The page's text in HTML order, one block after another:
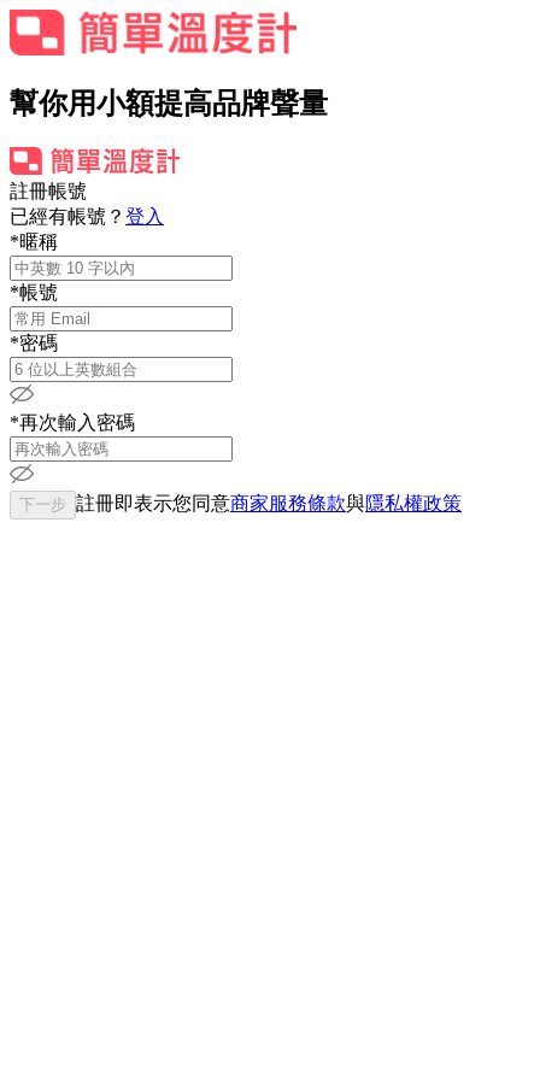
幫你用小額提高品牌聲量
註冊帳號
已經有帳號？ 登入
*暱稱
*帳號
*密碼
*再次輸入密碼
下一步 註冊即表示您同意商家服務條款與隱私權政策